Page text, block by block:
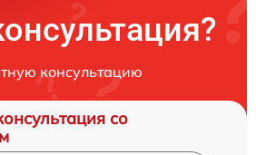
консультацию
со